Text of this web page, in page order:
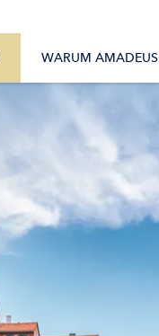
WARUM AMADEUS